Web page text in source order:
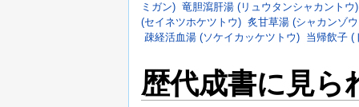
ミガン) 竜胆瀉肝湯 (リュウタンシャカントウ)
(セイネツホケツトウ) 炙甘草湯 (シャカンゾ
疎経活血湯 (ソケイカッケツトウ) 当帰飲子 (
歴代成書に見ら